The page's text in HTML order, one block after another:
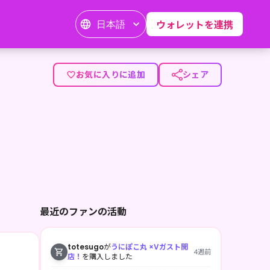
日本語 ウォレットを連携
る音楽を中心に活動中✨ 個性的な選曲を毎週金曜日
お気に入りに追加 シェア
最近のファンの活動
totesugoがうにぽこ丸 ×Vガスト開
店！ を購入しました 4週前